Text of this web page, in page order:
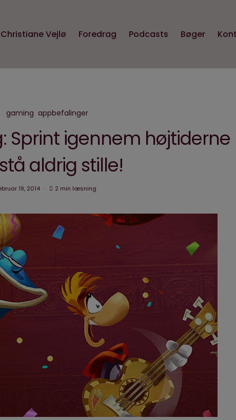
Christiane Vejlø Foredrag Podcasts Bøger
gaming appbefalinger
Sprint igennem højtiderne
aldrig stille!
19, 2014 2 min læsning